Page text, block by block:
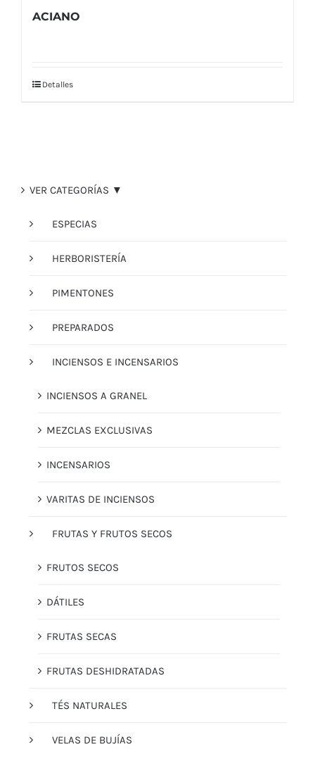
ACIANO
Detalles
VER CATEGORÍAS ▼
ESPECIAS
HERBORISTERÍA
PIMENTONES
PREPARADOS
INCIENSOS E INCENSARIOS
INCIENSOS A GRANEL
MEZCLAS EXCLUSIVAS
INCENSARIOS
VARITAS DE INCIENSOS
FRUTAS Y FRUTOS SECOS
FRUTOS SECOS
DÁTILES
FRUTAS SECAS
FRUTAS DESHIDRATADAS
TÉS NATURALES
VELAS DE BUJÍAS